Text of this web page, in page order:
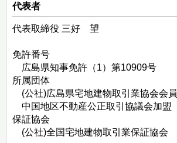
代表者
代表取締役 三好 望
免許番号
広島県知事免許（1）第10909号
所属団体
(公社)広島県宅地建物取引業協会会員
中国地区不動産公正取引協議会加盟
保証協会
(公社)全国宅地建物取引業保証協会